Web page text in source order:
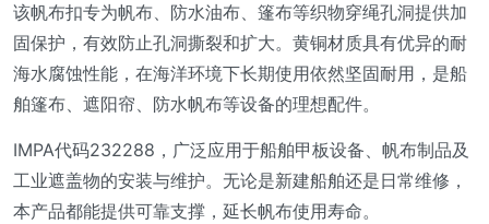
该帆布扣专为帆布、防水油布、篷布等织物穿绳孔洞提供加
固保护，有效防止孔洞撕裂和扩大。黄铜材质具有优异的耐
海水腐蚀性能，在海洋环境下长期使用依然坚固耐用，是船
舶篷布、遮阳帘、防水帆布等设备的理想配件。
IMPA代码232288，广泛应用于船舶甲板设备、帆布制品及
工业遮盖物的安装与维护。无论是新建船舶还是日常维修，
本产品都能提供可靠支撑，延长帆布使用寿命。